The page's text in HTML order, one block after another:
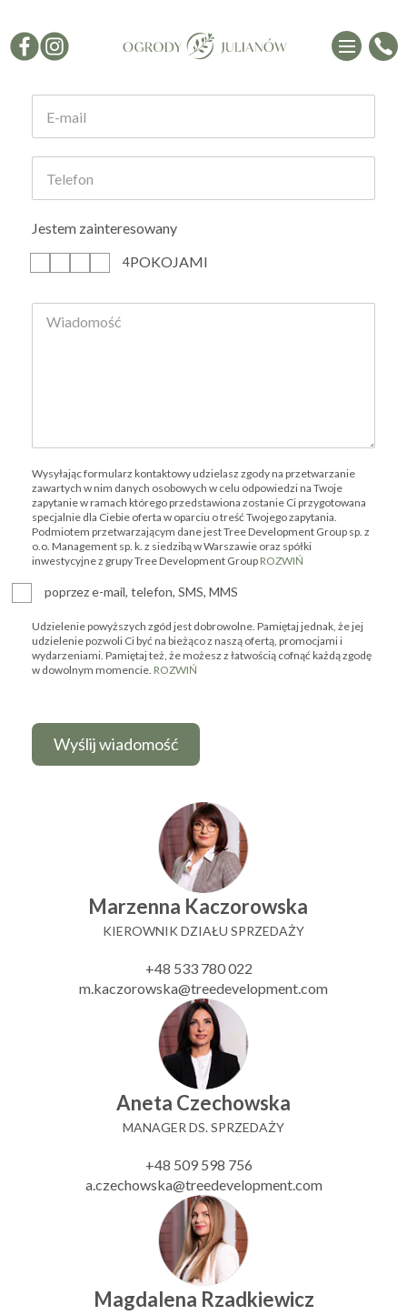
Jestem zainteresowany
4POKOJAMI
Wysyłając formularz kontaktowy udzielasz zgody na przetwarzanie
zawartych w nim danych osobowych w celu odpowiedzi na Twoje
zapytanie w ramach którego przedstawiona zostanie Ci przygotowana
specjalnie dla Ciebie oferta w oparciu o treść Twojego zapytania.
Podmiotem przetwarzającym dane jest Tree Development Group sp. z
o.o. Management sp. k. z siedzibą w Warszawie oraz spółki
inwestycyjne z grupy Tree Development Group ROZWIŃ
poprzez e-mail, telefon, SMS, MMS
Udzielenie powyższych zgód jest dobrowolne. Pamiętaj jednak, że jej
udzielenie pozwoli Ci być na bieżąco z naszą ofertą, promocjami i
wydarzeniami. Pamiętaj też, że możesz z łatwością cofnąć każdą zgodę
w dowolnym momencie. ROZWIŃ
Marzenna Kaczorowska
KIEROWNIK DZIAŁU SPRZEDAŻY
+48 533 780 022
m.kaczorowska@treedevelopment.com
Aneta Czechowska
MANAGER DS. SPRZEDAŻY
+48 509 598 756
a.czechowska@treedevelopment.com
Magdalena Rzadkiewicz